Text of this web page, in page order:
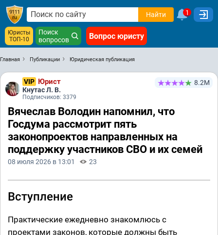
Найти 1
Юристы
ТОП-10
Поиск
вопросов
Вопрос юристу
Главная Публикации Юридическая публикация
VIP Юрист
Кнутас Л. В.
Подписчиков: 3379
8.2М
Вячеслав Володин напомнил, что
Госдума рассмотрит пять
законопроектов направленных на
поддержку участников СВО и их семей
08 июля 2026 в 13:01 23
Вступление
Практические ежедневно знакомлюсь с
проектами законов, которые должны быть